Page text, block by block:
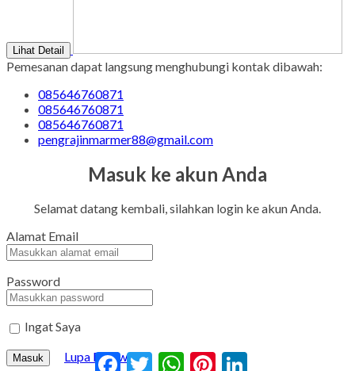
FacebookTwitterWhatsAppPinterest
Lihat Detail
Pemesanan dapat langsung menghubungi kontak dibawah:
085646760871
085646760871
085646760871
pengrajinmarmer88@gmail.com
Masuk ke akun Anda
Selamat datang kembali, silahkan login ke akun Anda.
Alamat Email
Password
Ingat Saya
Masuk Lupa Password?